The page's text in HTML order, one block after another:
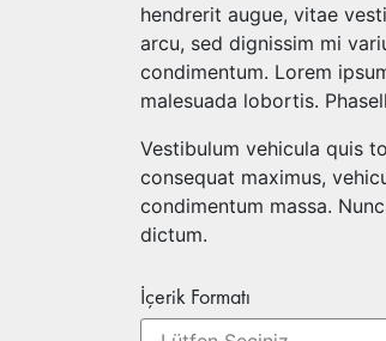
hendrerit augue, vitae
arcu, sed dignissim mi
condimentum. Lorem
malesuada lobortis.
Vestibulum vehicula quis
consequat maximus,
condimentum massa.
dictum.
İçerik Formatı